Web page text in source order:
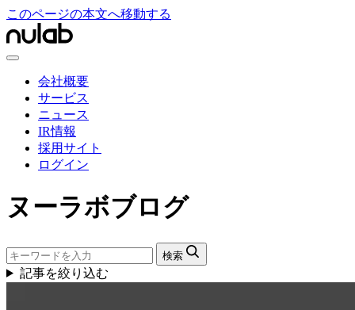
このページの本文へ移動する
会社概要
サービス
ニュース
IR情報
採用サイト
ログイン
ヌーラボブログ
検索
記事を絞り込む